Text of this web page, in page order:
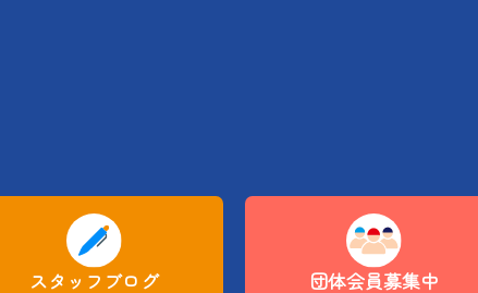
スタッフブログ 団体会員募集中